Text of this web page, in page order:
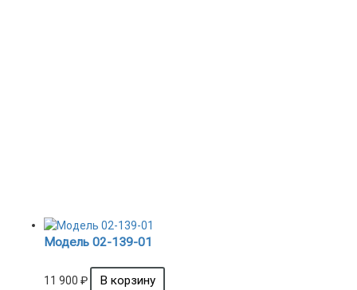
Модель 02-139-01
11 900 ₽